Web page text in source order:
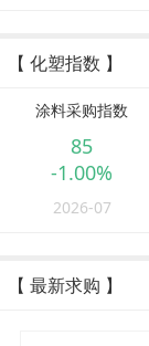
【 化塑指数 】
涂料采购指数
85
-1.00%
2026-07
【 最新求购 】